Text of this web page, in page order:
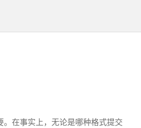
在事实上，无论是哪种格式提交